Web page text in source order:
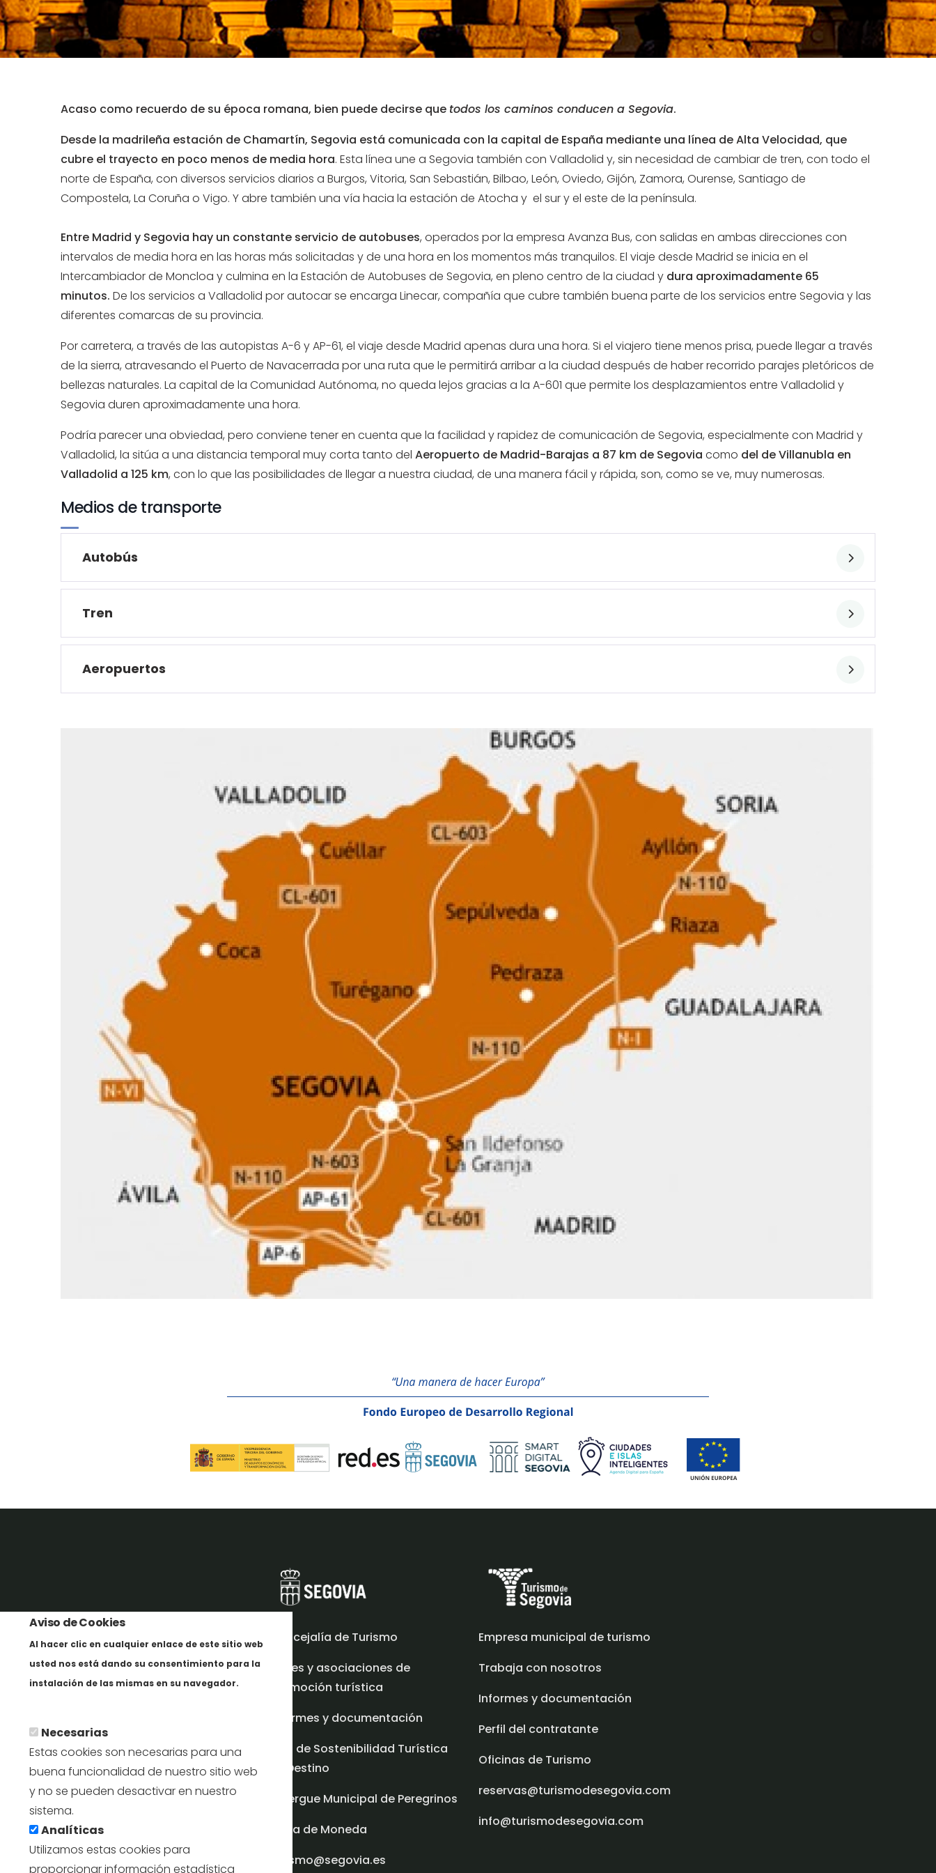
Aviso de Cookies
Al hacer clic en cualquier enlace de este sitio web
usted nos está dando su consentimiento para la
instalación de las mismas en su navegador.
Necesarias
Estas cookies son necesarias para una
buena funcionalidad de nuestro sitio web
y no se pueden desactivar en nuestro
sistema.
Analíticas
Utilizamos estas cookies para
proporcionar información estadística
Acaso como recuerdo de su época romana, bien puede decirse que todos los caminos conducen a Segovia.
Desde la madrileña estación de Chamartín, Segovia está comunicada con la capital de España mediante una línea de Alta Velocidad, que
cubre el trayecto en poco menos de media hora. Esta línea une a Segovia también con Valladolid y, sin necesidad de cambiar de tren, con todo el
norte de España, con diversos servicios diarios a Burgos, Vitoria, San Sebastián, Bilbao, León, Oviedo, Gijón, Zamora, Ourense, Santiago de
Compostela, La Coruña o Vigo. Y abre también una vía hacia la estación de Atocha y el sur y el este de la península.
Entre Madrid y Segovia hay un constante servicio de autobuses, operados por la empresa Avanza Bus, con salidas en ambas direcciones con
intervalos de media hora en las horas más solicitadas y de una hora en los momentos más tranquilos. El viaje desde Madrid se inicia en el
Intercambiador de Moncloa y culmina en la Estación de Autobuses de Segovia, en pleno centro de la ciudad y dura aproximadamente 65
minutos. De los servicios a Valladolid por autocar se encarga Linecar, compañía que cubre también buena parte de los servicios entre Segovia y las
diferentes comarcas de su provincia.
Por carretera, a través de las autopistas A-6 y AP-61, el viaje desde Madrid apenas dura una hora. Si el viajero tiene menos prisa, puede llegar a través
de la sierra, atravesando el Puerto de Navacerrada por una ruta que le permitirá arribar a la ciudad después de haber recorrido parajes pletóricos de
bellezas naturales. La capital de la Comunidad Autónoma, no queda lejos gracias a la A-601 que permite los desplazamientos entre Valladolid y
Segovia duren aproximadamente una hora.
Podría parecer una obviedad, pero conviene tener en cuenta que la facilidad y rapidez de comunicación de Segovia, especialmente con Madrid y
Valladolid, la sitúa a una distancia temporal muy corta tanto del Aeropuerto de Madrid-Barajas a 87 km de Segovia como del de Villanubla en
Valladolid a 125 km, con lo que las posibilidades de llegar a nuestra ciudad, de una manera fácil y rápida, son, como se ve, muy numerosas.
Medios de transporte
Autobús
Tren
Aeropuertos
Concejalía de Turismo
Redes y asociaciones de
promoción turística
Informes y documentación
Plan de Sostenibilidad Turística
en Destino
Albergue Municipal de Peregrinos
Casa de Moneda
turismo@segovia.es
Empresa municipal de turismo
Trabaja con nosotros
Informes y documentación
Perfil del contratante
Oficinas de Turismo
reservas@turismodesegovia.com
info@turismodesegovia.com